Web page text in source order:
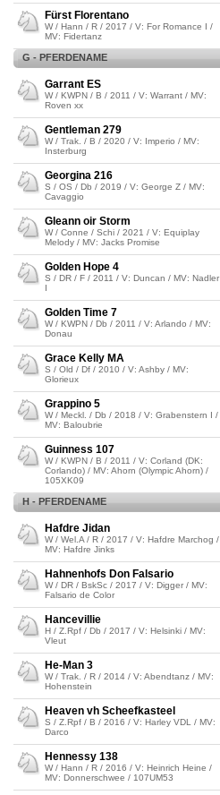
Fürst Florentano
W / Hann / R / 2017 / V: For Romance I /
MV: Fidertanz
G - PFERDENAME
Garrant ES
W / KWPN / B / 2011 / V: Warrant / MV:
Roven xx
Gentleman 279
W / Trak. / B / 2020 / V: Imperio / MV:
Insterburg
Georgina 216
S / OS / Db / 2019 / V: George Z / MV:
Cavaggio
Gleann oir Storm
W / Conne / Schi / 2021 / V: Equiplay
Melody / MV: Jacks Promise
Golden Hope 4
S / DR / F / 2011 / V: Duncan / MV: Nadler
I
Golden Time 7
W / KWPN / Db / 2011 / V: Arlando / MV:
Donau
Grace Kelly MA
S / Old / Df / 2010 / V: Ashby / MV:
Glorieux
Grappino 5
W / Meckl. / Db / 2018 / V: Grabenstern I /
MV: Baloubrie
Guinness 107
W / KWPN / B / 2011 / V: Corland (DK:
Corlando) / MV: Ahorn (Olympic Ahorn) /
105XK09
H - PFERDENAME
Hafdre Jidan
W / Wel.A / R / 2017 / V: Hafdre Marchog /
MV: Hafdre Jinks
Hahnenhofs Don Falsario
W / DR / BskSc / 2017 / V: Digger / MV:
Falsario de Color
Hancevillie
H / Z.Rpf / Db / 2017 / V: Helsinki / MV:
Vleut
He-Man 3
W / Trak. / R / 2014 / V: Abendtanz / MV:
Hohenstein
Heaven vh Scheefkasteel
S / Z.Rpf / B / 2016 / V: Harley VDL / MV:
Darco
Hennessy 138
W / Hann / R / 2016 / V: Heinrich Heine /
MV: Donnerschwee / 107UM53